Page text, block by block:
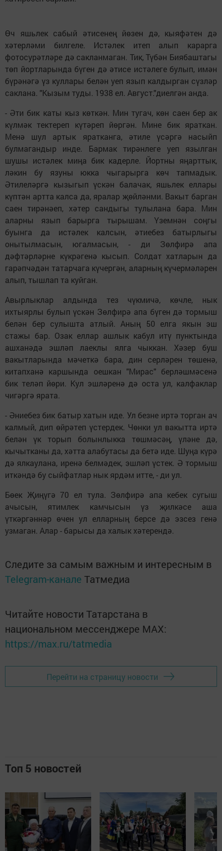
Өч яшьлек сабый әтисенең йөзен дә, кыяфәтен дә
хәтерләми билгеле. Истәлек итеп алып карарга
фотосурәтләре дә сакланмаган. Тик, Түбән Биябаштагы
төп йортларында бүген дә әтисе истәлеге булып, имән
бүрәнәгә үз куллары белән уеп язып калдырган сүзләр
саклана. "Кызым туды. 1938 ел. Август."диелгән анда.
- Әти бик каты кыз көткән. Мин тугач, көн саен бер ак
күлмәк тектереп күтәреп йөргән. Мине бик яраткан.
Менә шул артык яратканга, әтиле үсәргә насыйп
булмагандыр инде. Бармак тирәнлеге уеп язылган
шушы истәлек миңа бик кадерле. Йортны яңарттык,
ләкин бу язуны юкка чыгарырга көч тапмадык.
Әтилеләргә кызыгып үскән балачак, яшьлек еллары
күптән артта калса да, яралар җөйләнми. Вакыт барган
саен тирәнәеп, хәтер сандыгы тулылана бара. Мин
аларны язып барырга тырышам. Үземнән соңгы
буынга да истәлек калсын, әтиебез батырлыгы
онытылмасын, югалмасын, - ди Зөлфирә апа
дәфтәрләрне күкрәгенә кысып. Солдат хатларын да
гарәпчәдән татарчага күчергән, аларның күчермәләрен
алып, тышлап та куйган.
Авырлыклар алдында тез чүкмичә, көчле, нык
ихтыярлы булып үскән Зөлфирә апа бүген дә тормыш
белән бер сулышта атлый. Аның 50 елга якын эш
стажы бар. Озак еллар ашлык кабул итү пунктында
ашханәдә эшләп лаеклы ялга чыккан. Хәзер буш
вакытларында мәчеткә бара, дин серләрен төшенә,
китапханә каршында оешкан "Мирас" берләшмәсенә
бик теләп йөри. Кул эшләренә дә оста ул, калфаклар
чигәргә ярата.
- Әниебез бик батыр хатын иде. Ул безне иртә торган ач
калмый, дип өйрәтеп үстердек. Чөнки ул вакытта иртә
белән үк торып болынлыкка төшмәсәң, үләне дә,
кычытканы да, хәтта алабутасы да бетә иде. Шуңа күрә
дә ялкаулана, иренә белмәдек, эшләп үстек. Ә тормыш
иткәндә бу сыйфатлар нык ярдәм итте, - ди ул.
Бөек Җиңүгә 70 ел тула. Зөлфирә апа кебек сугыш
ачысын, ятимлек камчысын үз җилкәсе аша
үткәргәннәр өчен ул елларның берсе дә эзсез генә
узмаган. Алар - барысы да халык хәтерендә.
Следите за самым важным и интересным в
Telegram-канале Татмедиа
Читайте новости Татарстана в
национальном мессенджере MАХ:
https://max.ru/tatmedia
Перейти на страницу новости
Топ 5 новостей